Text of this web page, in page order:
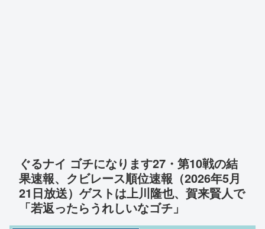
ぐるナイ ゴチになります27・第10戦の結
果速報、クビレース順位速報（2026年5月
21日放送）ゲストは上川隆也、賀来賢人で
「若返ったらうれしいなゴチ」